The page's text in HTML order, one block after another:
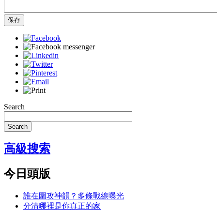
保存
Search
Search
高級搜索
今日頭版
誰在圍攻神韻？多條戰線曝光
分清哪裡是你真正的家